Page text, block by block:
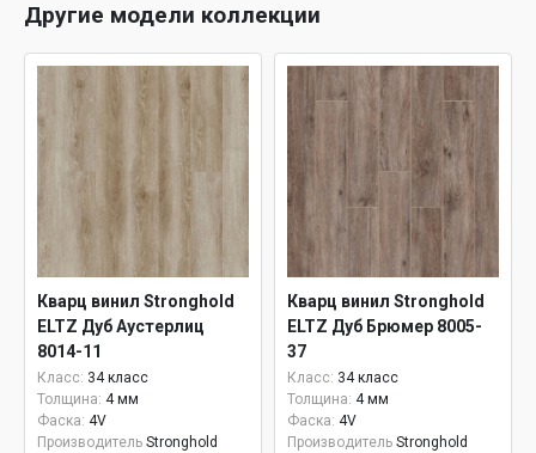
Другие модели коллекции
Кварц винил Stronghold
ELTZ Дуб Аустерлиц
8014-11
Класс: 34 класс
Толщина: 4 мм
Фаска: 4V
Производитель Stronghold
Кварц винил Stronghold
ELTZ Дуб Брюмер 8005-
37
Класс: 34 класс
Толщина: 4 мм
Фаска: 4V
Производитель Stronghold